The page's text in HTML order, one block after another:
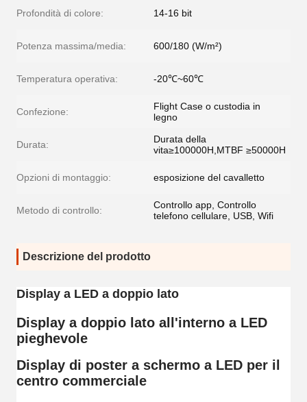
Profondità di colore: 14-16 bit
Potenza massima/media: 600/180 (W/m²)
Temperatura operativa: -20℃~60℃
Confezione:
Flight Case o custodia in
legno
Durata:
Durata della
vita≥100000H,MTBF ≥50000H
Opzioni di montaggio: esposizione del cavalletto
Metodo di controllo:
Controllo app, Controllo
telefono cellulare, USB, Wifi
Descrizione del prodotto
Display a LED a doppio lato
Display a doppio lato all'interno a LED
pieghevole
Display di poster a schermo a LED per il
centro commerciale